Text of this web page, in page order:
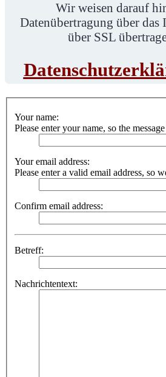
Wir weisen darauf
Datenübertragung über das
über SSL
Your name:
Please enter your name, so the
Your email address:
Please enter a valid email address, so
Confirm email address:
Betreff:
Nachrichtentext: